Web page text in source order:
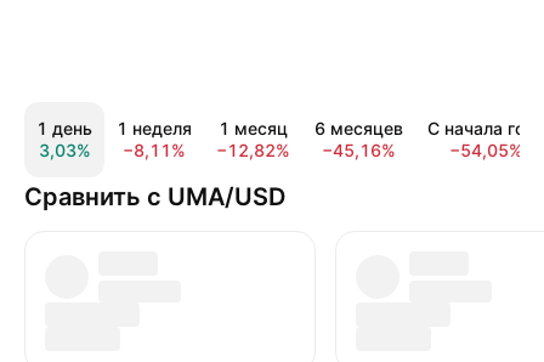
1 день
3,03%
1 неделя
−8,11%
1 месяц
−12,82%
6 месяцев
−45,16%
С начала года
−54,05%
Сравнить с UMA/USD